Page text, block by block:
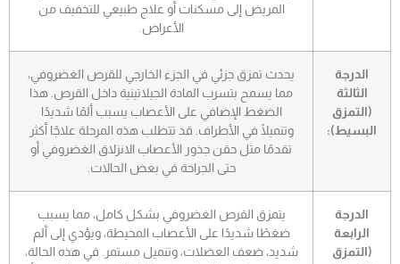
المريض إلى مسكنات أو علاج طبيعي للتخفيف من
الأعراض.
الدرجة
الثالثة
(التمزق
البسيط):
يحدث تمزق جزئي في الجزء الخارجي للقرص الغضروفي،
مما يسمح بتسرب المادة الجيلاتينية داخل القرص. هذا
الضغط الإضافي على الأعصاب يسبب ألمًا شديدًا
وتنميلًا في الأطراف. قد تتطلب هذه المرحلة علاجًا أكثر
تقدمًا مثل حقن جذور الأعصاب الانزلاق الغضروفي أو
حتى الجراحة في بعض الحالات.
الدرجة
الرابعة
(التمزق
يتمزق القرص الغضروفي بشكل كامل، مما يسبب
ضغطًا شديدًا على الأعصاب المحيطة، ويؤدي إلى ألم
شديد، ضعف العضلات، وتنميل مستمر. في هذه الحالة،